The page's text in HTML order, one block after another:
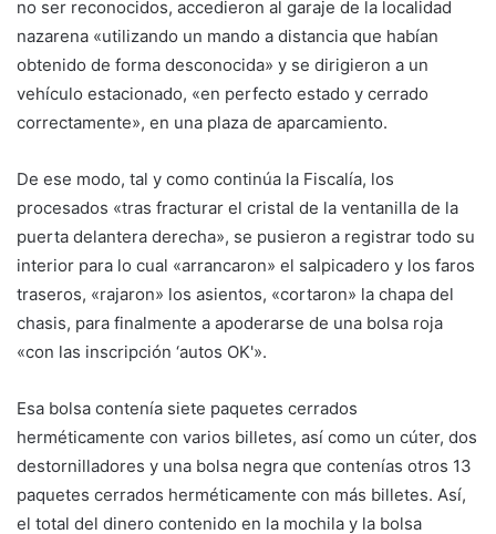
no ser reconocidos, accedieron al garaje de la localidad
nazarena «utilizando un mando a distancia que habían
obtenido de forma desconocida» y se dirigieron a un
vehículo estacionado, «en perfecto estado y cerrado
correctamente», en una plaza de aparcamiento.
De ese modo, tal y como continúa la Fiscalía, los
procesados «tras fracturar el cristal de la ventanilla de la
puerta delantera derecha», se pusieron a registrar todo su
interior para lo cual «arrancaron» el salpicadero y los faros
traseros, «rajaron» los asientos, «cortaron» la chapa del
chasis, para finalmente a apoderarse de una bolsa roja
«con las inscripción ‘autos OK'».
Esa bolsa contenía siete paquetes cerrados
herméticamente con varios billetes, así como un cúter, dos
destornilladores y una bolsa negra que contenías otros 13
paquetes cerrados herméticamente con más billetes. Así,
el total del dinero contenido en la mochila y la bolsa